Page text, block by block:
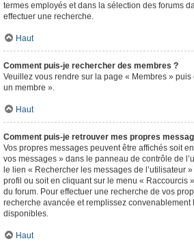
termes employés et dans la sélection des forums
effectuer une recherche.
Haut
Comment puis-je rechercher des membres ?
Veuillez vous rendre sur la page « Membres »
un membre ».
Haut
Comment puis-je retrouver mes propres
Vos propres messages peuvent être affichés soit
vos messages » dans le panneau de contrôle de
le lien « Rechercher les messages de l’utilisateur
profil ou soit en cliquant sur le menu « Raccourcis
du forum. Pour effectuer une recherche de vos
recherche avancée et remplissez convenablement
disponibles.
Haut